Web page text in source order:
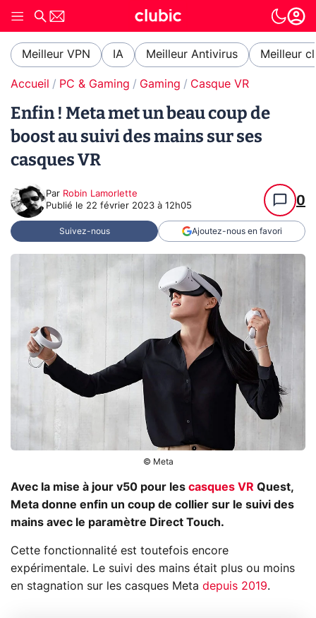
Meilleur VPN IA Meilleur Antivirus Meilleur
Accueil PC & Gaming Gaming Casque VR
Enfin ! Meta met un beau coup de
boost au suivi des mains sur ses
casques VR
Par Robin Lamorlette
Publié le 22 février 2023 à 12h05 0
Suivez-nous Ajoutez-nous en favori
© Meta
Avec la mise à jour v50 pour les casques VR Quest,
Meta donne enfin un coup de collier sur le suivi des
mains avec le paramètre Direct Touch.
Cette fonctionnalité est toutefois encore
expérimentale. Le suivi des mains était plus ou moins
en stagnation sur les casques Meta depuis 2019.